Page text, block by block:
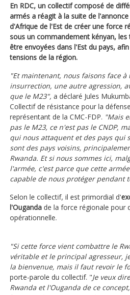
En RDC, un collectif composé de
armés a réagit à la suite de
d'Afrique de l'Est de créer une force
sous un commandement kényan,
être envoyées dans l'Est du pays,
tensions de la région.
"Et maintenant, nous faisons face à
insurrection, une autre agression,
que le M23", a déclaré Jules
Collectif de résistance pour la
représentant de la CMC-FDP. "Mais
pas le M23, ce n'est pas le CNDP,
qui nous attaquent et des pays qui
sont des pays voisins,
Rwanda. Et si nous sommes ici,
l'armée, c'est parce que cette
capable de nous protéger pendant
Selon le collectif, il est primordial d'
l'Ouganda de la force régionale pour
opérationnelle.
"Si cette force vient combattre le
véritable et le principal agresseur,
la bienvenue, mais il faut revoir le
porte-parole du collectif. "Je veux
Rwanda et l'Ouganda de ce